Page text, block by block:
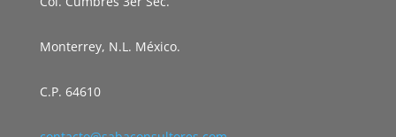
Monterrey, N.L. México.
C.P. 64610